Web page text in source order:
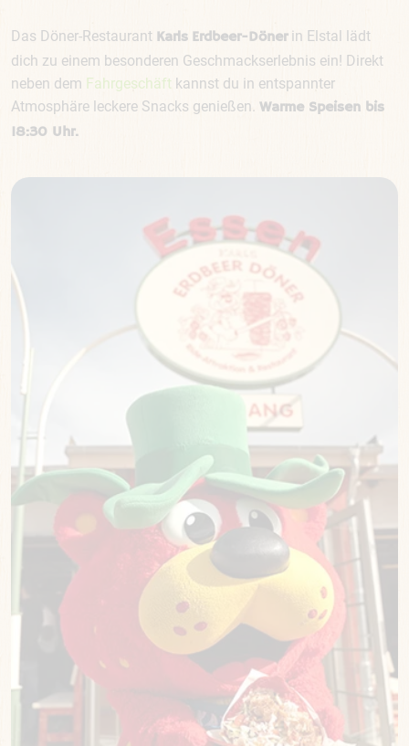
Das Döner-Restaurant Karls Erdbeer-Dönerin Elstal lädt
dich zu einem besonderen Geschmackserlebnis ein! Direkt
neben dem Fahrgeschäft kannst du in entspannter
Atmosphäre leckere Snacks genießen. Warme Speisen bis
18:30 Uhr.